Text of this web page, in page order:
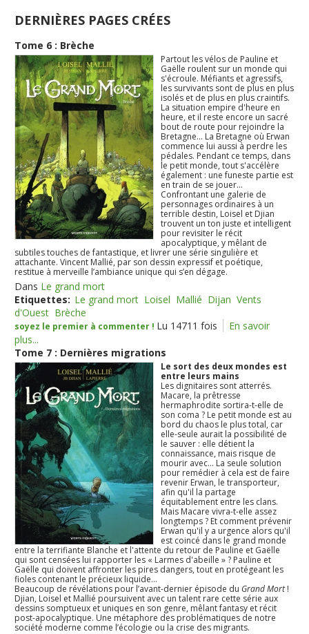
DERNIÈRES PAGES CRÉES
Tome 6 : Brèche
Partout les vélos de Pauline et
Gaëlle roulent sur un monde qui
s'écroule. Méfiants et agressifs,
les survivants sont de plus en plus
isolés et de plus en plus craintifs.
La situation empire d'heure en
heure, et il reste encore un sacré
bout de route pour rejoindre la
Bretagne... La Bretagne où Erwan
commence lui aussi à perdre les
pédales. Pendant ce temps, dans
le petit monde, tout s'accélère
également : une funeste partie est
en train de se jouer...
Confrontant une galerie de
personnages ordinaires à un
terrible destin, Loisel et Djian
trouvent un ton juste et intelligent
pour revisiter le récit
apocalyptique, y mêlant de
subtiles touches de fantastique, et livrer une série singulière et
attachante. Vincent Mallié, par son dessin expressif et poétique,
restitue à merveille l’ambiance unique qui s’en dégage.
Dans Le grand mort
Etiquettes: Le grand mort Loisel Mallié Dijan Vents
d'Ouest Brèche
soyez le premier à commenter ! Lu 14711 fois
En savoir
plus...
Tome 7 : Dernières migrations
Le sort des deux mondes est
entre leurs mains
Les dignitaires sont atterrés.
Macare, la prêtresse
hermaphrodite sortira-t-elle de
son coma ? Le petit monde est au
bord du chaos le plus total, car
elle-seule aurait la possibilité de
le sauver : elle détient la
connaissance, mais risque de
mourir avec... La seule solution
pour remédier à cela est de faire
revenir Erwan, le transporteur,
afin qu'il la partage
équitablement entre les clans.
Mais Macare vivra-t-elle assez
longtemps ? Et comment prévenir
Erwan qu'il y a urgence alors qu'il
est coincé dans le grand monde
entre la terrifiante Blanche et l'attente du retour de Pauline et Gaëlle
qui sont censées lui rapporter les « Larmes d'abeille » ? Pauline et
Gaëlle qui doivent affronter les pires dangers, tout en protégeant les
fioles contenant le précieux liquide...
Beaucoup de révélations pour l’avant-dernier épisode du Grand Mort!
Djian, Loisel et Mallié poursuivent avec un talent rare cette série aux
dessins somptueux et uniques en son genre, mêlant fantasy et récit
post-apocalyptique. Une métaphore des problématiques de notre
société moderne comme l’écologie ou la crise des migrants.